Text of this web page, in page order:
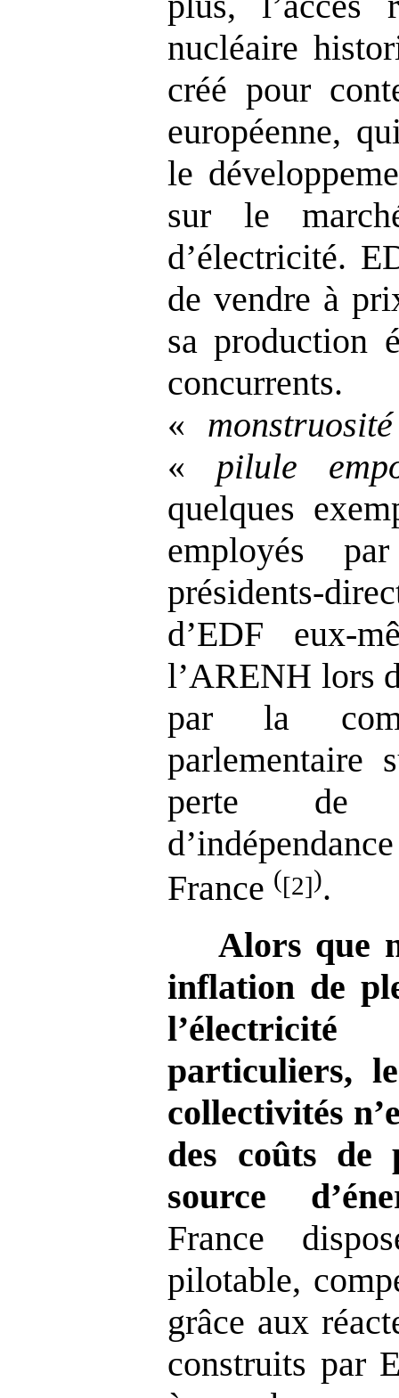
nucléaire
créé pour
européenne,
le
sur le
d’électricité.
de vendre à
sa production
« monstruosité
« pilule
quelques
employés
d’EDF eux-
l’ARENH lors
par la
parlementaire
perte de
France ([2]).
Alors que
inflation de
particuliers,
collectivités
des coûts de
source
France
pilotable,
grâce aux
construits par